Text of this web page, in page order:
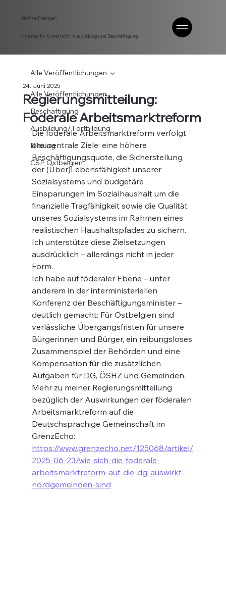
Minister für Unterricht, Ausbildung und Beschäftigung
Jérôme Franssen
Alle Veröffentlichungen
Beschäftigung
Ausbildung/ Fortbildung
Bildung
CSP Ostbelgien
Alle Veröffentlichungen
Regierungsmitteilung:
Föderale Arbeitsmarktreform
24. Juni 2025
Die föderale Arbeitsmarktreform verfolgt
drei zentrale Ziele: eine höhere
Beschäftigungsquote, die Sicherstellung
der (Über)Lebensfähigkeit unserer
Sozialsystems und budgetäre
Einsparungen im Sozialhaushalt um die
finanzielle Tragfähigkeit sowie die Qualität
unseres Sozialsystems im Rahmen eines
realistischen Haushaltspfades zu sichern.
Ich unterstütze diese Zielsetzungen
ausdrücklich – allerdings nicht in jeder
Form.
Ich habe auf föderaler Ebene – unter
anderem in der interministeriellen
Konferenz der Beschäftigungsminister –
deutlich gemacht: Für Ostbelgien sind
verlässliche Übergangsfristen für unsere
Bürgerinnen und Bürger, ein reibungsloses
Zusammenspiel der Behörden und eine
Kompensation für die zusätzlichen
Aufgaben für DG, ÖSHZ und Gemeinden.
Mehr zu meiner Regierungsmitteilung
bezüglich der Auswirkungen der föderalen
Arbeitsmarktreform auf die
Deutschsprachige Gemeinschaft im
GrenzEcho:
https://www.grenzecho.net/125068/artikel/
2025-06-23/wie-sich-die-foderale-
arbeitsmarktreform-auf-die-dg-auswirkt-
nordgemeinden-sind